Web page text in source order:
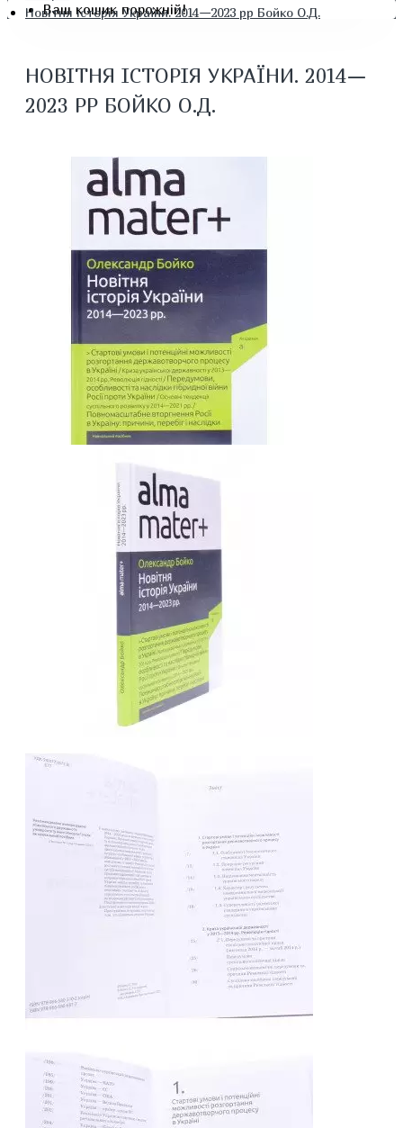
Ваш кошик порожній!
Новітня історія України. 2014—2023 рр Бойко О.Д.
НОВІТНЯ ІСТОРІЯ УКРАЇНИ. 2014—
2023 РР БОЙКО О.Д.